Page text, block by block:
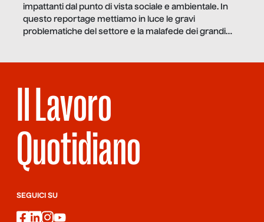
impattanti dal punto di vista sociale e ambientale. In
questo reportage mettiamo in luce le gravi
problematiche del settore e la malafede dei grandi
Il Lavoro
Quotidiano
SEGUICI SU
facebook
linkedin
instagram
youtube